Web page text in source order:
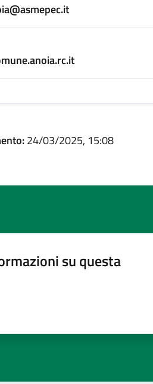
24/03/2025, 15:08
su questa